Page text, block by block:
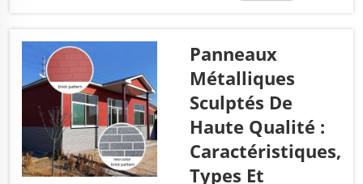
l’apparence d’un
bâtiment. Ils
apportent un
style unique et
confèrent à
l’endroit une
dimension plus
Panneaux
Métalliques
Sculptés De
Haute Qualité :
Caractéristiques,
Types Et